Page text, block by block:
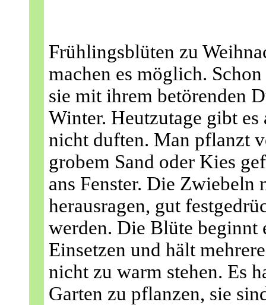
Frühlingsblüten zu
machen es möglich.
sie mit ihrem betörenden
Winter. Heutzutage gibt
nicht duften. Man pflanzt
grobem Sand oder Kies
ans Fenster. Die Zwiebeln
herausragen, gut
werden. Die Blüte beginnt
Einsetzen und hält
nicht zu warm stehen. Es
Garten zu pflanzen, sie